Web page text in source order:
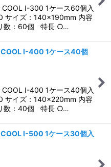
COOL I-300 1ケース60個入
サイズ：140×190mm 内容
数：60個 特長 ○…
COOL I-400 1ケース40個
COOL I-400 1ケース40個入
サイズ：140×220mm 内容
数：40個 特長 ○…
COOL I-500 1ケース30個入